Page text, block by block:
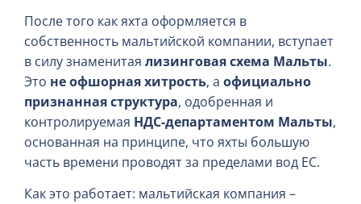
После того как яхта оформляется в
собственность мальтийской компании, вступает
в силу знаменитая лизинговая схема Мальты.
Это не офшорная хитрость, а официально
признанная структура, одобренная и
контролируемая НДС-департаментом Мальты,
основанная на принципе, что яхты большую
часть времени проводят за пределами вод ЕС.
Как это работает: мальтийская компания –